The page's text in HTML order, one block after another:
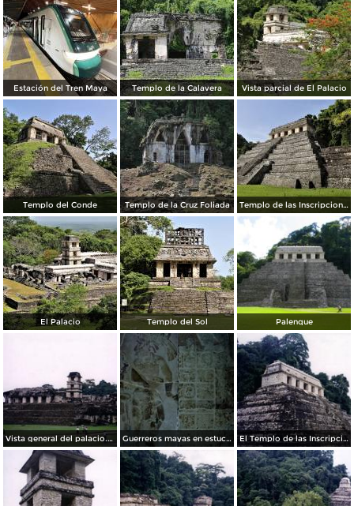
Estación del Tren Maya Templo de la Calavera Vista parcial de El Palacio
Templo del Conde Templo de la Cruz Foliada Templo de las Inscripciones
El Palacio Templo del Sol Palenque
Vista general del palacio. Palenque, Chiapas. 2002 Guerreros mayas en estuco. Palenque, Chiapas. 2002 El Templo de las Inscripciones. Palenque, Chiapas. 2002